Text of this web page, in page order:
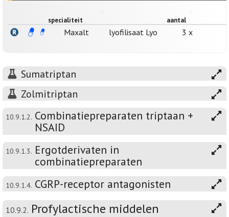
specialiteit aantal
Maxalt lyofilisaat Lyo 3 x
Sumatriptan
Zolmitriptan
10.9.1.2. Combinatiepreparaten triptaan +
NSAID
10.9.1.3. Ergotderivaten in
combinatiepreparaten
10.9.1.4. CGRP-receptor antagonisten
10.9.2. Profylactische middelen